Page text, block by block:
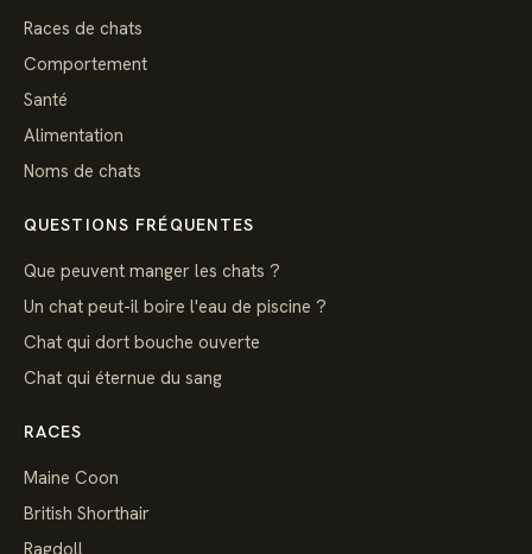
Races de chats
Comportement
Santé
Alimentation
Noms de chats
QUESTIONS FRÉQUENTES
Que peuvent manger les chats ?
Un chat peut-il boire l'eau de piscine ?
Chat qui dort bouche ouverte
Chat qui éternue du sang
RACES
Maine Coon
British Shorthair
Ragdoll